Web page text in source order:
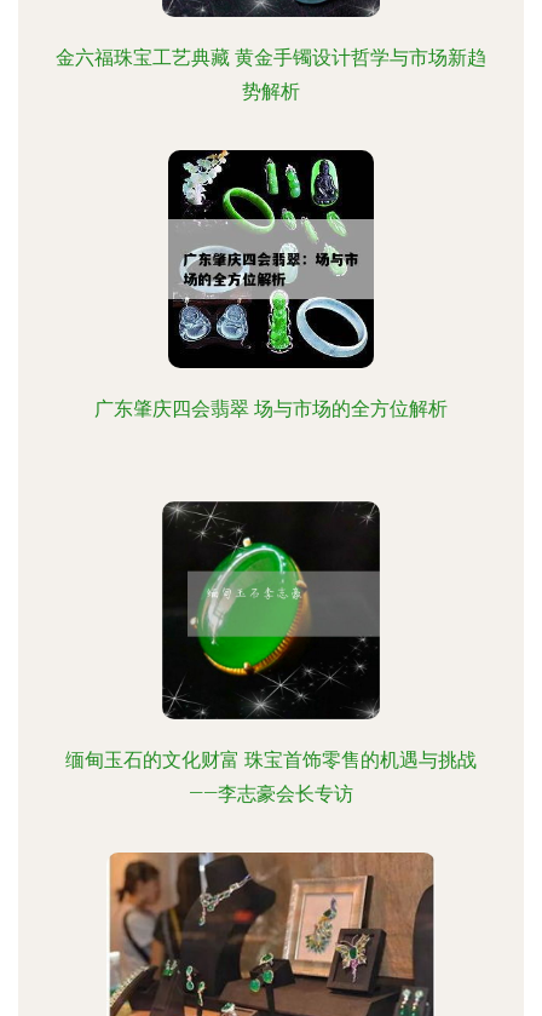
金六福珠宝工艺典藏 黄金手镯设计哲学与市场新趋
势解析
广东肇庆四会翡翠 场与市场的全方位解析
缅甸玉石的文化财富 珠宝首饰零售的机遇与挑战
——李志豪会长专访